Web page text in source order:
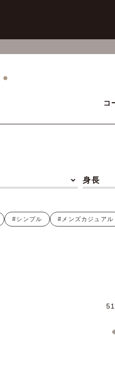
コ
身長
#シンプル #メンズカジュアル
51